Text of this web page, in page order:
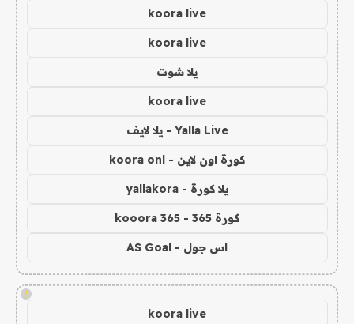
koora live
koora live
يلا شوت
koora live
Yalla Live - يلا لايف
كورة اون لاين - koora onl
يلا كورة - yallakora
كورة 365 - kooora 365
اس جول - AS Goal
!
koora live